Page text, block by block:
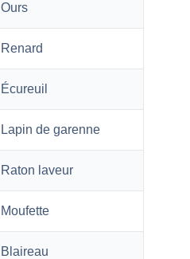
Ours
Renard
Écureuil
Lapin de garenne
Raton laveur
Moufette
Blaireau